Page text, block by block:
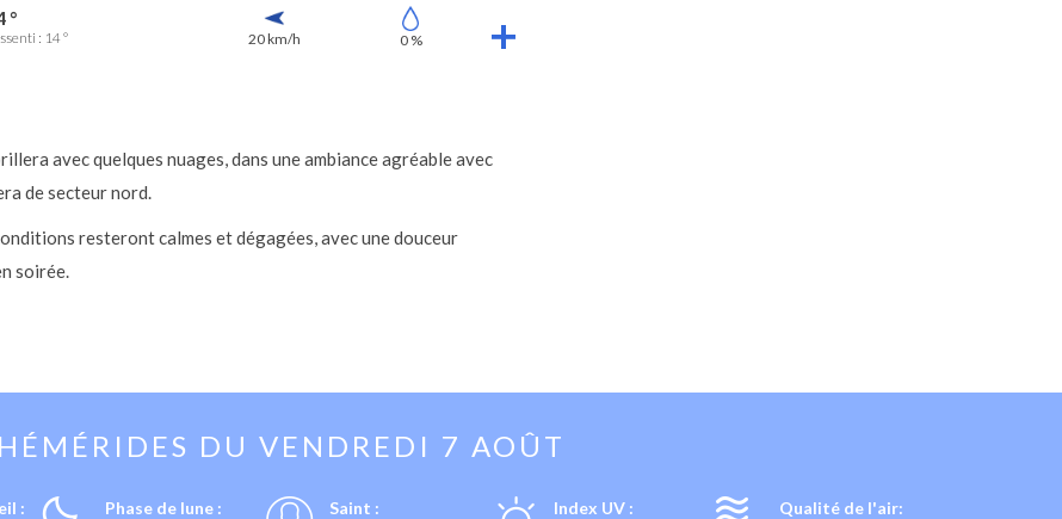
°
: 14 ° 20 km/h 0 %
avec quelques nuages, dans une ambiance agréable avec
de secteur nord.
resteront calmes et dégagées, avec une douceur
soirée.
DU VENDREDI 7 AOÛT
:
Phase de lune :
Saint :
Index UV :
Qualité de l'air: